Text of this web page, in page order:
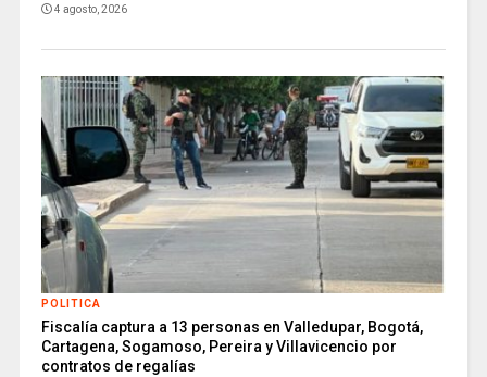
4 agosto, 2026
POLITICA
Fiscalía captura a 13 personas en Valledupar, Bogotá,
Cartagena, Sogamoso, Pereira y Villavicencio por
contratos de regalías